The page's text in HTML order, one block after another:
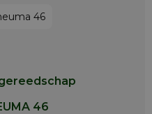
46